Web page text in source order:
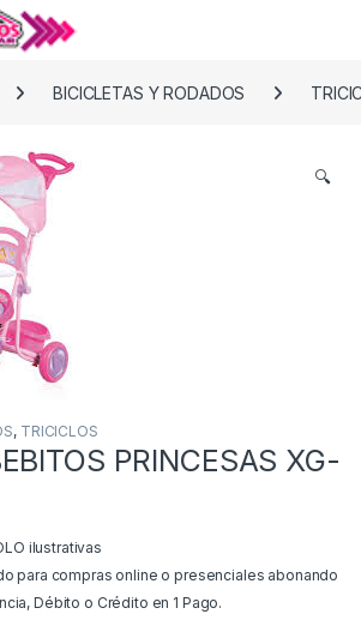
BICICLETAS Y RODADOS
🔍
, TRICICLOS
PRINCESAS XG-
ilustrativas
para compras online o presenciales abonando
Débito o Crédito en 1 Pago.